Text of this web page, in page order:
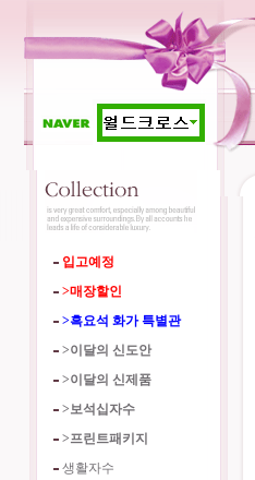
입고예정
>매장할인
>흑요석 화가 특별관
>이달의 신도안
>이달의 신제품
>보석십자수
>프린트패키지
생활자수